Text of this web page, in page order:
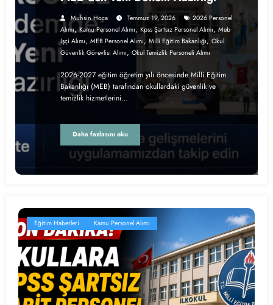
Muhsin Hoca Temmuz 19, 2026
2026 Personel
Alımı,Kamu Personel Alımı, Kpss Şartsız Personel Alımı, Meb
Işçi Alımı, MEB Personel Alımı, Milli Eğitim Bakanlığı, Okul
Güvenlik Görevlisi Alımı, Okul Temizlik Personeli Alımı
2026-2027 eğitim öğretim yılı öncesinde Milli Eğitim
Bakanlığı (MEB) tarafından okullardaki güvenlik ve
temizlik hizmetlerini…
Daha fazlasını oku
Eğitim Haberleri Kamu Personel Alımı